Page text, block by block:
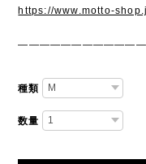
https://www.motto-
————————————
種類
数量